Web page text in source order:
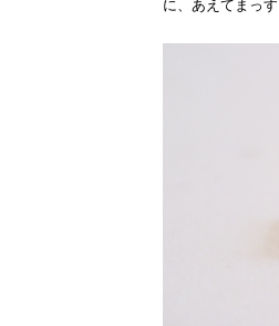
に、あえてまっ